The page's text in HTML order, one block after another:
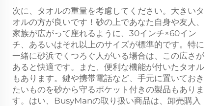
次に、タオルの重量を考慮してください。大きいタ
オルの方が良いです！砂の上であなた自身や友人、
家族が広がって座れるように、30インチ×60イン
チ、あるいはそれ以上のサイズが標準的です。特に
一緒に砂浜でくつろぐ人がいる場合は、この広さが
あると快適です。また、便利な機能が付いたタオル
もあります。鍵や携帯電話など、手元に置いておき
たいものを砂から守るポケット付きの製品もありま
す。はい、BusyManの取り扱い商品は、卸売購入